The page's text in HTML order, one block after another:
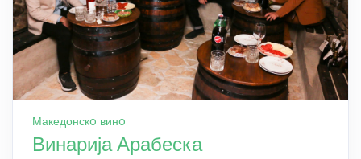
Македонскo винo
Винарија Арабеска